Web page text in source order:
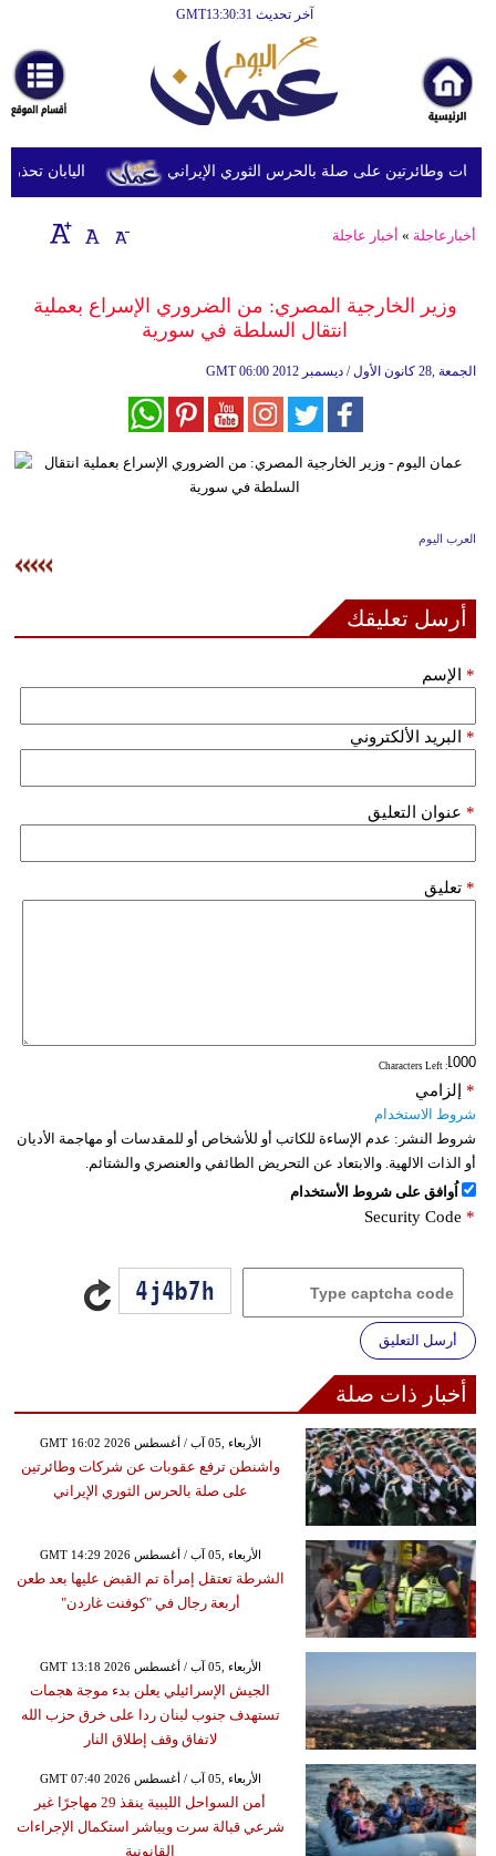
آخر تحديث GMT13:30:31
أخبارعاجلة
رياضة
ثقافة
إقتصاد
وموسيقى
سياحة
ديكور
مرأة
وتكنولوجيا
اليابان تحذر وطائرتين على صلة بالحرس الثوري الإيراني
أخبارعاجلة » أخبار عاجلة
وزير الخارجية المصري: من الضروري الإسراع بعملية
انتقال السلطة في سورية
GMT 06:00 2012 الجمعة ,28 كانون الأول / ديسمبر
العرب اليوم
أرسل تعليقك
الإسم *
البريد الألكتروني *
عنوان التعليق *
تعليق *
: Characters Left
إلزامي *
شروط الاستخدام
شروط النشر: عدم الإساءة للكاتب أو للأشخاص أو للمقدسات أو مهاجمة الأديان
أو الذات الالهية. والابتعاد عن التحريض الطائفي والعنصري والشتائم.
اُوافق على شروط الأستخدام
Security Code *
أرسل التعليق
أخبار ذات صلة
GMT 16:02 2026 الأربعاء ,05 آب / أغسطس
واشنطن ترفع عقوبات عن شركات وطائرتين
على صلة بالحرس الثوري الإيراني
GMT 14:29 2026 الأربعاء ,05 آب / أغسطس
الشرطة تعتقل إمرأة تم القبض عليها بعد طعن
أربعة رجال في "كوفنت غاردن"
GMT 13:18 2026 الأربعاء ,05 آب / أغسطس
الجيش الإسرائيلي يعلن بدء موجة هجمات
تستهدف جنوب لبنان ردا على خرق حزب الله
لاتفاق وقف إطلاق النار
GMT 07:40 2026 الأربعاء ,05 آب / أغسطس
أمن السواحل الليبية ينقذ 29 مهاجرًا غير
شرعي قبالة سرت ويباشر استكمال الإجراءات
القانونية